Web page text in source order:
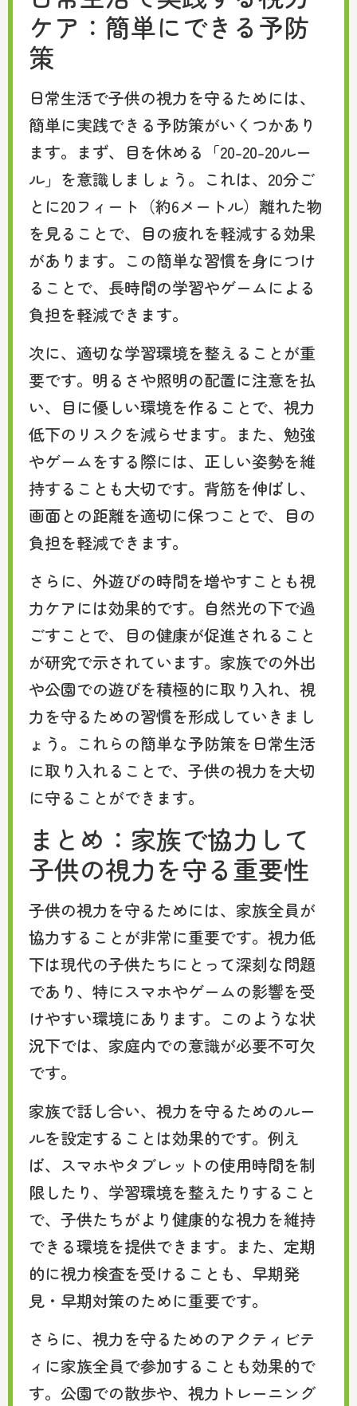
ケア：簡単にできる予防
策
日常生活で子供の視力を守るためには、
簡単に実践できる予防策がいくつかあり
ます。まず、目を休める「20-20-20ルー
ル」を意識しましょう。これは、20分ご
とに20フィート（約6メートル）離れた物
を見ることで、目の疲れを軽減する効果
があります。この簡単な習慣を身につけ
ることで、長時間の学習やゲームによる
負担を軽減できます。
次に、適切な学習環境を整えることが重
要です。明るさや照明の配置に注意を払
い、目に優しい環境を作ることで、視力
低下のリスクを減らせます。また、勉強
やゲームをする際には、正しい姿勢を維
持することも大切です。背筋を伸ばし、
画面との距離を適切に保つことで、目の
負担を軽減できます。
さらに、外遊びの時間を増やすことも視
力ケアには効果的です。自然光の下で過
ごすことで、目の健康が促進されること
が研究で示されています。家族での外出
や公園での遊びを積極的に取り入れ、視
力を守るための習慣を形成していきまし
ょう。これらの簡単な予防策を日常生活
に取り入れることで、子供の視力を大切
に守ることができます。
まとめ：家族で協力して
子供の視力を守る重要性
子供の視力を守るためには、家族全員が
協力することが非常に重要です。視力低
下は現代の子供たちにとって深刻な問題
であり、特にスマホやゲームの影響を受
けやすい環境にあります。このような状
況下では、家庭内での意識が必要不可欠
です。
家族で話し合い、視力を守るためのルー
ルを設定することは効果的です。例え
ば、スマホやタブレットの使用時間を制
限したり、学習環境を整えたりすること
で、子供たちがより健康的な視力を維持
できる環境を提供できます。また、定期
的に視力検査を受けることも、早期発
見・早期対策のために重要です。
さらに、視力を守るためのアクティビテ
ィに家族全員で参加することも効果的で
す。公園での散歩や、視力トレーニング